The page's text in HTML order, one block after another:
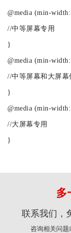
@media (min-
//中等屏幕专用
}
@media (min-
//中等屏幕和大屏幕
}
@media (min-
//大屏幕专用
}
多
联系我们，
咨询相关问